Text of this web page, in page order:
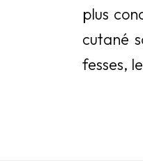
plus
cutané
fesses,